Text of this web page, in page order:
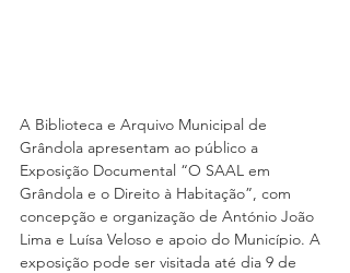
A Biblioteca e Arquivo Municipal de
Grândola apresentam ao público a
Exposição Documental “O SAAL em
Grândola e o Direito à Habitação”, com
concepção e organização de António João
Lima e Luísa Veloso e apoio do Município. A
exposição pode ser visitada até dia 9 de